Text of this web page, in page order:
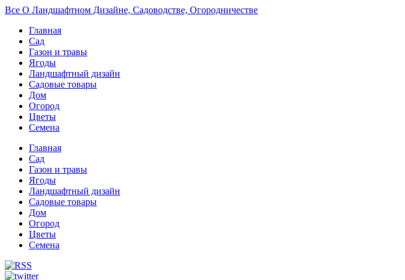
Все О Ландшафтном Дизайне, Садоводстве, Огородничестве
Главная
Сад
Газон и травы
Ягоды
Ландшафтный дизайн
Садовые товары
Дом
Огород
Цветы
Семена
Главная
Сад
Газон и травы
Ягоды
Ландшафтный дизайн
Садовые товары
Дом
Огород
Цветы
Семена